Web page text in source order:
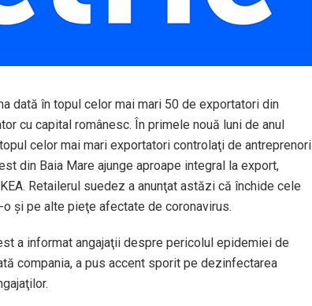
dată în topul celor mai mari 50 de exportatori din
cu capital românesc. În primele nouă luni de anul
celor mai mari expor­tatori controlaţi de antreprenori
din Baia Mare ajunge aproape inte­gral la export,
Retailerul suedez a anunţat astăzi că închide cele
şi pe alte pieţe afectate de coronavirus.
a informat angajaţii despre pericolul epidemiei de
compania, a pus accent sporit pe dezinfectarea